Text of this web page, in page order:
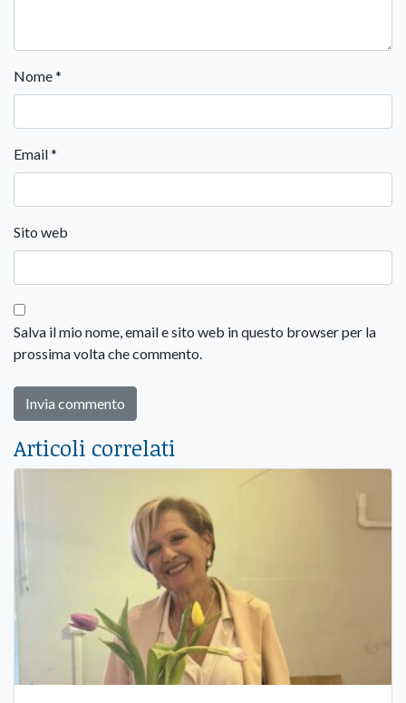
Nome*
Email*
Sito web
Salva il mio nome, email e sito web in questo browser per la
prossima volta che commento.
Articoli correlati